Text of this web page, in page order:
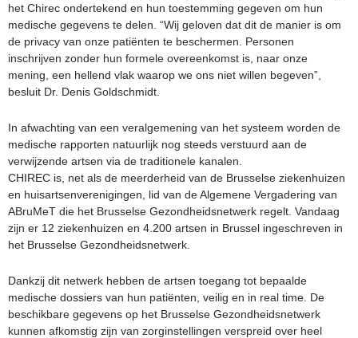
het Chirec ondertekend en hun toestemming gegeven om hun
medische gegevens te delen. “Wij geloven dat dit de manier is om
de privacy van onze patiënten te beschermen. Personen
inschrijven zonder hun formele overeenkomst is, naar onze
mening, een hellend vlak waarop we ons niet willen begeven”,
besluit Dr. Denis Goldschmidt.
In afwachting van een veralgemening van het systeem worden de
medische rapporten natuurlijk nog steeds verstuurd aan de
verwijzende artsen via de traditionele kanalen.
CHIREC is, net als de meerderheid van de Brusselse ziekenhuizen
en huisartsenverenigingen, lid van de Algemene Vergadering van
ABruMeT die het Brusselse Gezondheidsnetwerk regelt. Vandaag
zijn er 12 ziekenhuizen en 4.200 artsen in Brussel ingeschreven in
het Brusselse Gezondheidsnetwerk.
Dankzij dit netwerk hebben de artsen toegang tot bepaalde
medische dossiers van hun patiënten, veilig en in real time. De
beschikbare gegevens op het Brusselse Gezondheidsnetwerk
kunnen afkomstig zijn van zorginstellingen verspreid over heel